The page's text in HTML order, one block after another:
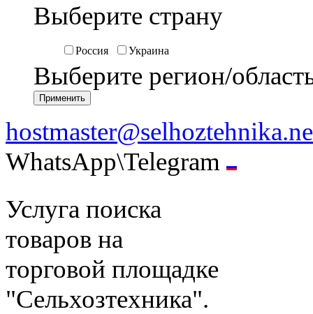
Выберите страну
Россия Украина
Выберите регион/
WhatsApp\Telegram
Услуга поиска
товаров на
торговой площадке
"Сельхозтехника".